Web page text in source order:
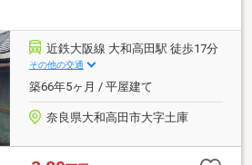
近鉄大阪線 大和高田駅 徒歩17分
その他の交通
築66年5ヶ月 / 平屋建て
奈良県大和高田市大字土庫